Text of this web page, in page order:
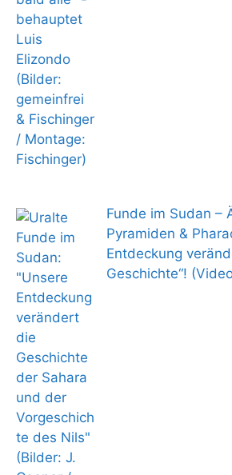
Funde im Sudan –
Pyramiden &
Entdeckung
Geschichte“!